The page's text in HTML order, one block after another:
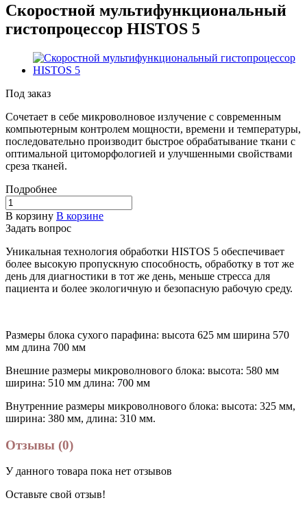
Скоростной мультифункциональный
гистопроцессор HISTOS 5
Под заказ
Сочетает в себе микроволновое излучение с современным
компьютерным контролем мощности, времени и температуры,
последовательно производит быстрое обрабатывание ткани с
оптимальной цитоморфологией и улучшенными свойствами
среза тканей.
Подробнее
В корзину В корзине
Задать вопрос
Уникальная технология обработки HISTOS 5 обеспечивает
более высокую пропускную способность, обработку в тот же
день для диагностики в тот же день, меньше стресса для
пациента и более экологичную и безопасную рабочую среду.
Размеры блока сухого парафина: высота 625 мм ширина 570
мм длина 700 мм
Внешние размеры микроволнового блока: высота: 580 мм
ширина: 510 мм длина: 700 мм
Внутренние размеры микроволнового блока: высота: 325 мм,
ширина: 380 мм, длина: 310 мм.
Отзывы (0)
У данного товара пока нет отзывов
Оставьте свой отзыв!